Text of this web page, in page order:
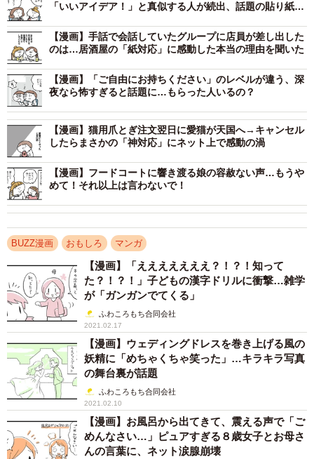
この漫画の記事を見る
「いいアイデア！」と真似する人が続出、話題の貼り紙と
【漫画】手話で会話していたグループに店員が差し出した
のは…居酒屋の「紙対応」に感動した本当の理由を聞いた
【漫画】「ご自由にお持ちください」のレベルが違う、深
夜なら怖すぎると話題に…もらった人いるの？
【漫画】猫用爪とぎ注文翌日に愛猫が天国へ→キャンセル
したらまさかの「神対応」にネット上で感動の渦
【漫画】フードコートに響き渡る娘の容赦ない声…もうや
めて！それ以上は言わないで！
BUZZ漫画 おもしろ マンガ
【漫画】「えええええええ？！？！知って
た？！？！」子どもの漢字ドリルに衝撃…雑学
が「ガンガンでてくる」
ふわころもち合同会社
2021.02.17
【漫画】ウェディングドレスを巻き上げる風の
妖精に「めちゃくちゃ笑った」…キラキラ写真
の舞台裏が話題
ふわころもち合同会社
2021.02.10
【漫画】お風呂から出てきて、震える声で「ご
めんなさい…」ピュアすぎる８歳女子とお母さ
んの言葉に、ネット涙腺崩壊